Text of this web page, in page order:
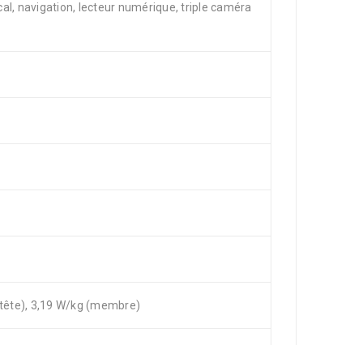
navigation, lecteur numérique, triple caméra
3,19 W/kg (membre)